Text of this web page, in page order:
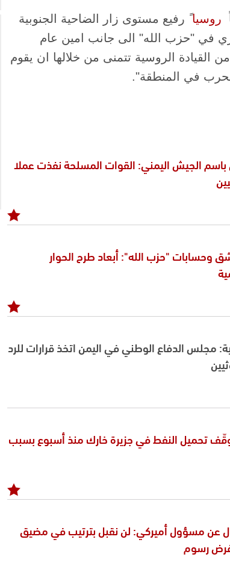
روسيا ​ً رفيع مستوى زار الضاحية الجنوبية
في "حزب الله" الى جانب امين عام
الروسية تتمنى من خلالها ان يقوم
في المنطقة".
الجيش اليمني: القوات المسلحة نفذت عملا
وحسابات "حزب الله": أبعاد طرح الحوار
مجلس الدفاع الوطني في اليمن اتخذ قرارات للرد
تحميل النفط في جزيرة خارك منذ أسبوع بسبب
عن مسؤول أميركي: لن نقبل بترتيب في مضيق
فرض رسوم